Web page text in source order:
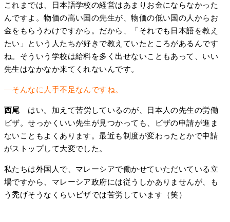
これまでは、日本語学校の経営はあまりお金にならなかった
んですよ。物価の高い国の先生が、物価の低い国の人からお
金をもらうわけですから。だから、「それでも日本語を教え
たい」という人たちが好きで教えていたところがあるんです
ね。そういう学校は給料を多く出せないこともあって、いい
先生はなかなか来てくれないんです。
―そんなに人手不足なんですね。
西尾 はい。加えて苦労しているのが、日本人の先生の労働
ビザ。せっかくいい先生が見つかっても、ビザの申請が進ま
ないこともよくあります。最近も制度が変わったとかで申請
がストップして大変でした。
私たちは外国人で、マレーシアで働かせていただいている立
場ですから、マレーシア政府には従うしかありませんが、も
う禿げそうなくらいビザでは苦労しています（笑）